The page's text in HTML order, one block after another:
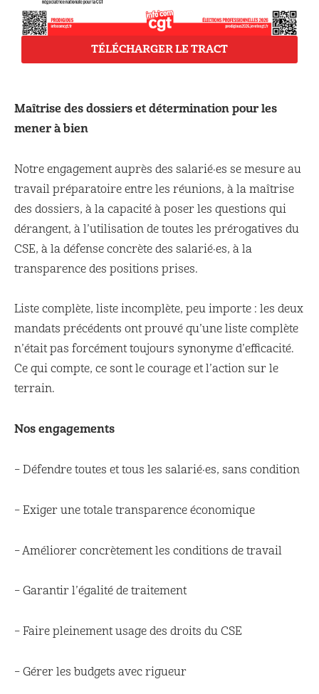
TÉLÉCHARGER LE TRACT
Maîtrise des dossiers et détermination pour les
mener à bien
Notre engagement auprès des salarié·es se mesure au
travail préparatoire entre les réunions, à la maîtrise
des dossiers, à la capacité à poser les questions qui
dérangent, à l’utilisation de toutes les prérogatives du
CSE, à la défense concrète des salarié·es, à la
transparence des positions prises.
Liste complète, liste incomplète, peu importe : les deux
mandats précédents ont prouvé qu’une liste complète
n’était pas forcément toujours synonyme d’efficacité.
Ce qui compte, ce sont le courage et l’action sur le
terrain.
Nos engagements
– Défendre toutes et tous les salarié·es, sans condition
– Exiger une totale transparence économique
– Améliorer concrètement les conditions de travail
– Garantir l’égalité de traitement
– Faire pleinement usage des droits du CSE
– Gérer les budgets avec rigueur